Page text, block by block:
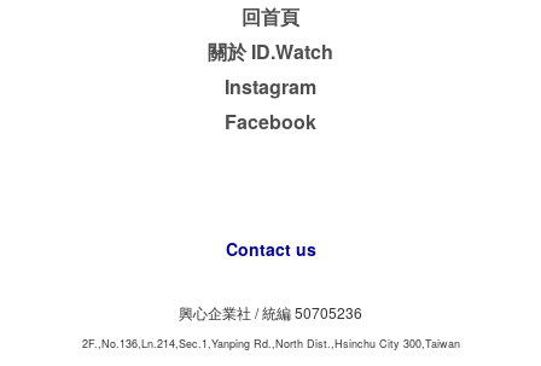
回首頁
關於 ID.Watch
Instagram
Facebook
Contact us
興心企業社 /統編 50705236
2F.,No.136,Ln.214,Sec.1,Yanping Rd.,North Dist.,Hsinchu City 300,Taiwan